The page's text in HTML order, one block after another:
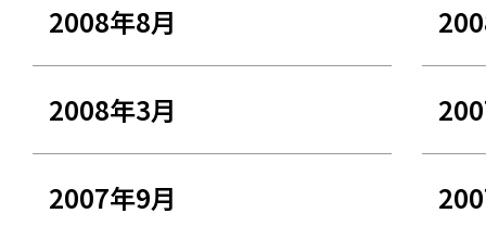
2008年8月
2008年3月
2007年9月